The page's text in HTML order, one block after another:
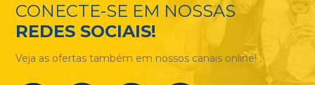
CONECTE-SE EM NOSSAS
REDES SOCIAIS!
Veja as ofertas também em nossos canais online!